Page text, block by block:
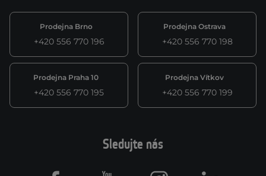
Prodejna Brno
+420 556 770 196
Prodejna Ostrava
+420 556 770 198
Prodejna Praha 10
+420 556 770 195
Prodejna Vítkov
+420 556 770 199
Sledujte nás